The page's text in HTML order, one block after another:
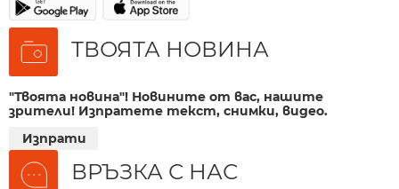
ТВОЯТА НОВИНА
"Твоята новина"! Новините от вас, нашите
зрители! Изпратете текст, снимки, видео.
Изпрати
ВРЪЗКА С НАС